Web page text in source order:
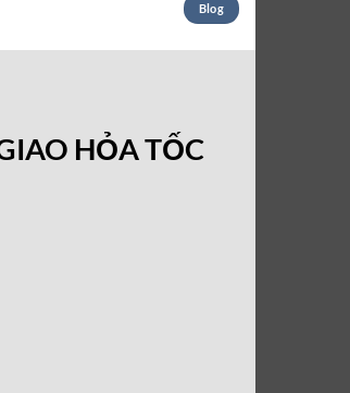
Blog
HỎA TỐC